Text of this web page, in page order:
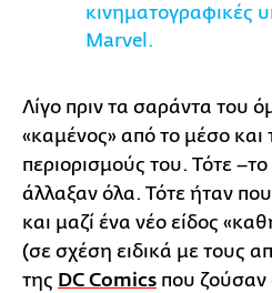
κινηματογραφικές
Marvel.
Λίγο πριν τα σαράντα του
«καμένος» από το μέσο και
περιορισμούς του. Τότε
άλλαξαν όλα. Τότε ήταν
και μαζί ένα νέο είδος
(σε σχέση ειδικά με τους
της DC Comics που ζούσαν